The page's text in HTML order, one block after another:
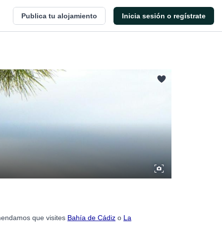
Publica tu alojamiento Inicia sesión o regístrate
que visites Bahía de Cádiz o La